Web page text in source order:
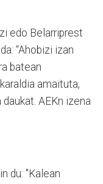
edo Belarriprest
“Ahobizi izan
batean
amaituta,
AEKn izena
du: "Kalean